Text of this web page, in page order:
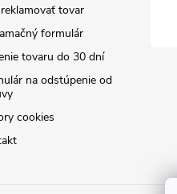
tovar
formulár
tovaru do 30 dní
na odstúpenie od
cookies